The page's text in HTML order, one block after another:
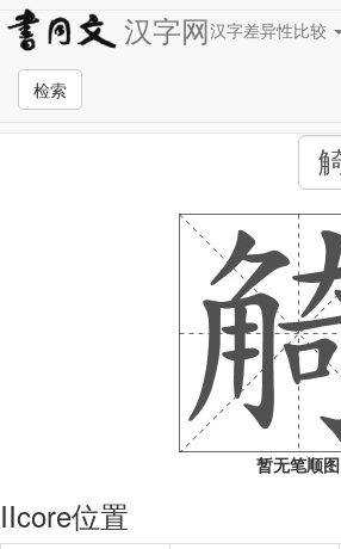
汉字网汉字差异性比较
检索
全站检索页面
暂无笔顺图
IIcore位置